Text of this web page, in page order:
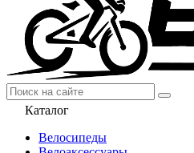
Каталог
Велосипеды